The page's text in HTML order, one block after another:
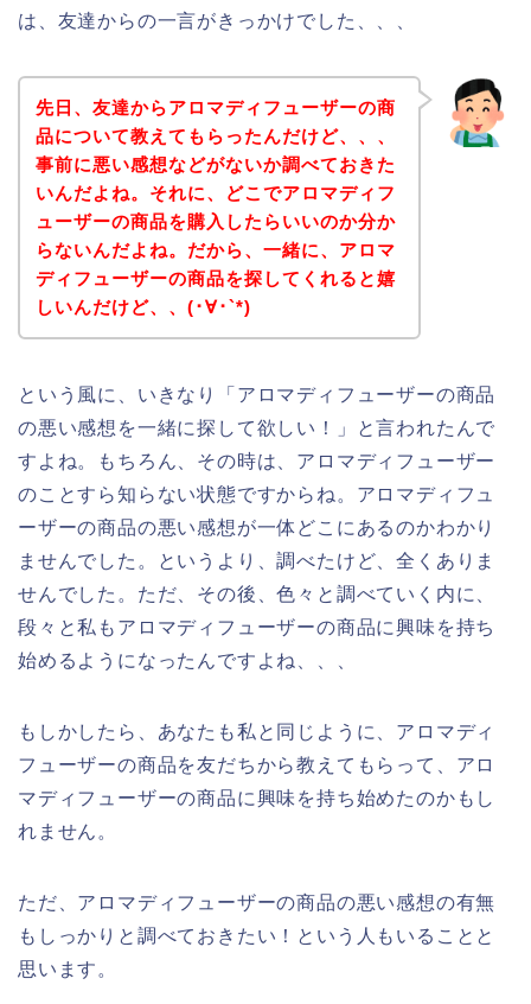
は、友達からの一言がきっかけでした、、、
先日、友達からアロマディフューザーの商
品について教えてもらったんだけど、、、
事前に悪い感想などがないか調べておきた
いんだよね。それに、どこでアロマディフ
ューザーの商品を購入したらいいのか分か
らないんだよね。だから、一緒に、アロマ
ディフューザーの商品を探してくれると嬉
しいんだけど、、(･∀･`*)
という風に、いきなり「アロマディフューザーの商品
の悪い感想を一緒に探して欲しい！」と言われたんで
すよね。もちろん、その時は、アロマディフューザー
のことすら知らない状態ですからね。アロマディフュ
ーザーの商品の悪い感想が一体どこにあるのかわかり
ませんでした。というより、調べたけど、全くありま
せんでした。ただ、その後、色々と調べていく内に、
段々と私もアロマディフューザーの商品に興味を持ち
始めるようになったんですよね、、、
もしかしたら、あなたも私と同じように、アロマディ
フューザーの商品を友だちから教えてもらって、アロ
マディフューザーの商品に興味を持ち始めたのかもし
れません。
ただ、アロマディフューザーの商品の悪い感想の有無
もしっかりと調べておきたい！という人もいることと
思います。